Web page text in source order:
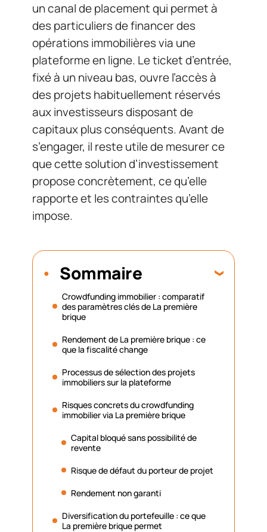
un canal de placement qui permet à
des particuliers de financer des
opérations immobilières via une
plateforme en ligne. Le ticket d’entrée,
fixé à un niveau bas, ouvre l’accès à
des projets habituellement réservés
aux investisseurs disposant de
capitaux plus conséquents. Avant de
s’engager, il reste utile de mesurer ce
que cette solution d’investissement
propose concrètement, ce qu’elle
rapporte et les contraintes qu’elle
impose.
Sommaire
Crowdfunding immobilier : comparatif
des paramètres clés de La première
brique
Rendement de La première brique : ce
que la fiscalité change
Processus de sélection des projets
immobiliers sur la plateforme
Risques concrets du crowdfunding
immobilier via La première brique
Capital bloqué sans possibilité de
revente
Risque de défaut du porteur de projet
Rendement non garanti
Diversification du portefeuille : ce que
La première brique permet